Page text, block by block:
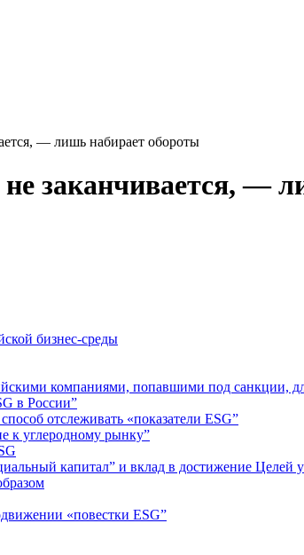
— лишь набирает обороты
заканчивается, —
бизнес-среды
компаниями, попавшими под санкции,
в России”
отслеживать «показатели ESG”
к углеродному рынку”
капитал” и вклад в достижение
«повестки ESG”